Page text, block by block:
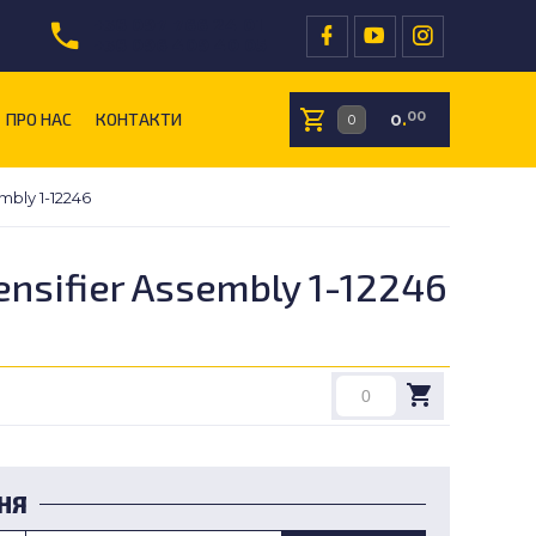
ПРО НАС КОНТАКТИ 0.00
1-12246
Assembly 1-12246